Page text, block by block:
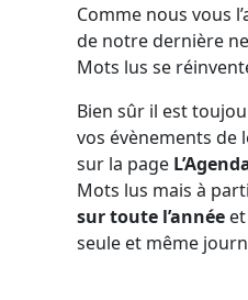
Comme nous vous
de notre dernière
Mots lus se
Bien sûr il est
vos évènements de
sur la page
Mots lus mais à
sur toute l’année
seule et même